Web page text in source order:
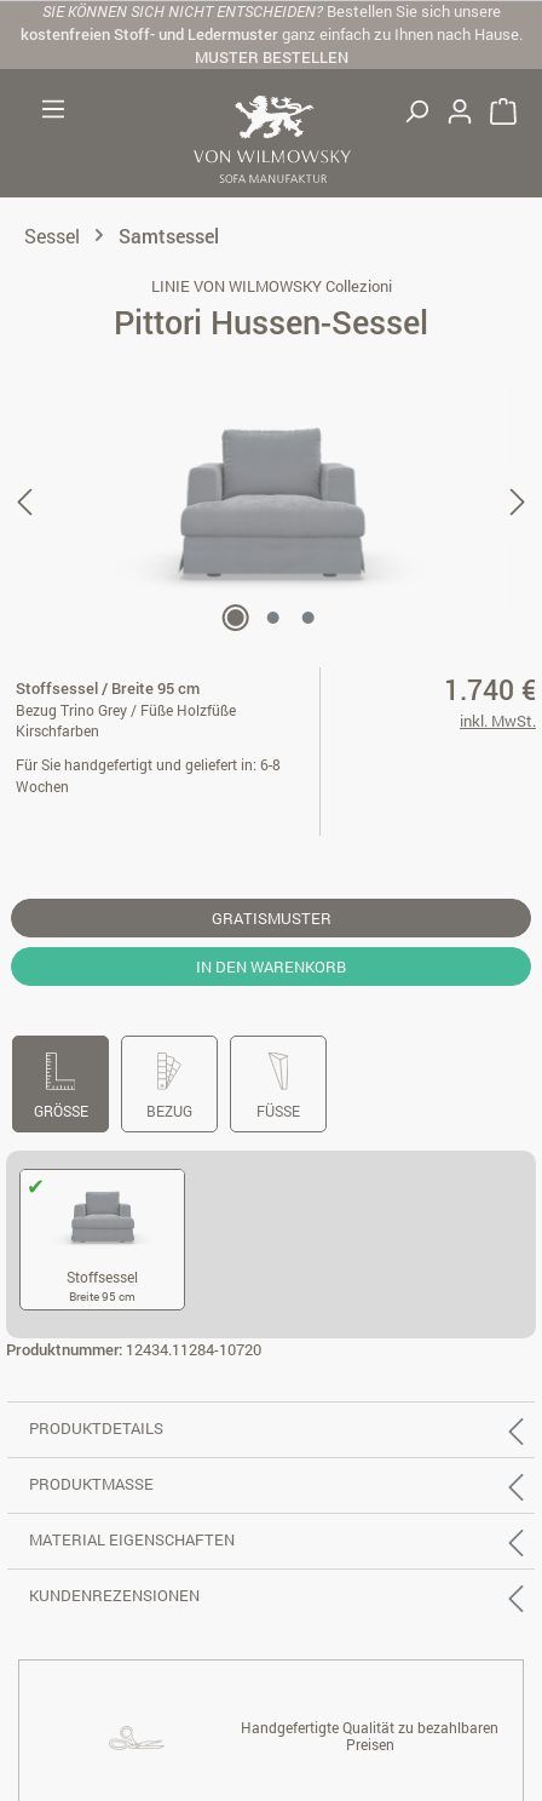
Zum Hauptinhalt springen
SIE KÖNNEN SICH NICHT ENTSCHEIDEN? Bestellen Sie sich unsere
kostenfreien Stoff- und Ledermusterganz einfach zu Ihnen nach Hause.
MUSTER BESTELLEN
Sessel Samtsessel
LINIE VON WILMOWSKY Collezioni
Pittori Hussen-Sessel
Stoffsessel / Breite 95 cm
Bezug Trino Grey / Füße Holzfüße
Kirschfarben
Für Sie handgefertigt und geliefert in: 6-8
Wochen
1.740 €
inkl. MwSt.
GRATISMUSTER
IN DEN WARENKORB
GRÖSSE BEZUG FÜSSE
Stoffsessel
Breite 95 cm
Produktnummer: 12434.11284-10720
PRODUKTDETAILS
PRODUKTMASSE
MATERIAL EIGENSCHAFTEN
KUNDENREZENSIONEN
Handgefertigte Qualität zu bezahlbaren
Preisen